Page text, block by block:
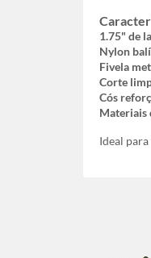
1.75" de
Nylon
Fivela
Corte
Cós
Materiais
Ideal